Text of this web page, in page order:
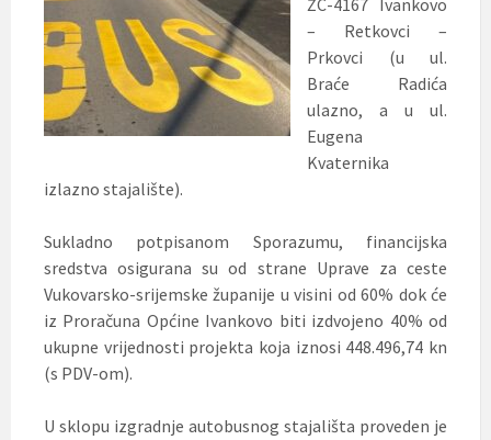
ŽC-4167 Ivankovo
– Retkovci –
Prkovci (u ul.
Braće Radića
ulazno, a u ul.
Eugena
Kvaternika
izlazno stajalište).
Sukladno potpisanom Sporazumu, financijska
sredstva osigurana su od strane Uprave za ceste
Vukovarsko-srijemske županije u visini od 60% dok će
iz Proračuna Općine Ivankovo biti izdvojeno 40% od
ukupne vrijednosti projekta koja iznosi 448.496,74 kn
(s PDV-om).
U sklopu izgradnje autobusnog stajališta proveden je